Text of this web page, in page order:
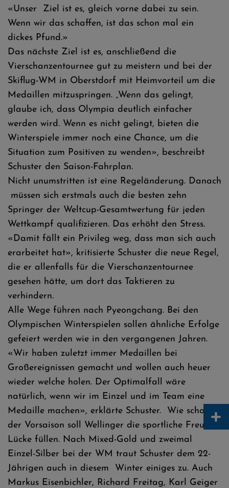
«Unser Ziel ist es, gleich vorne dabei zu sein.
Wenn wir das schaffen, ist das schon mal ein
dickes Pfund.»
Das nächste Ziel ist es, anschließend die
Vierschanzentournee gut zu meistern und bei der
Skiflug-WM in Oberstdorf mit Heimvorteil um die
Medaillen mitzuspringen. „Wenn das gelingt,
glaube ich, dass Olympia deutlich einfacher
werden wird. Wenn es nicht gelingt, bieten die
Winterspiele immer noch eine Chance, um die
Situation zum Positiven zu wenden», beschreibt
Schuster den Saison-Fahrplan.
Nicht unumstritten ist eine Regeländerung. Danach
müssen sich erstmals auch die besten zehn
Springer der Weltcup-Gesamtwertung für jeden
Wettkampf qualifizieren. Das erhöht den Stress.
«Damit fällt ein Privileg weg, dass man sich auch
erarbeitet hat», kritisierte Schuster die neue Regel,
die er allenfalls für die Vierschanzentournee
gesehen hätte, um dort das Taktieren zu
verhindern.
Alle Wege führen nach Pyeongchang. Bei den
Olympischen Winterspielen sollen ähnliche Erfolge
gefeiert werden wie in den vergangenen Jahren.
«Wir haben zuletzt immer Medaillen bei
Großereignissen gemacht und wollen auch heuer
wieder welche holen. Der Optimalfall wäre
natürlich, wenn wir im Einzel und im Team eine
Medaille machen», erklärte Schuster. Wie schon in
der Vorsaison soll Wellinger die sportliche Freund-
Lücke füllen. Nach Mixed-Gold und zweimal
Einzel-Silber bei der WM traut Schuster dem 22-
Jährigen auch in diesem Winter einiges zu. Auch
Markus Eisenbichler, Richard Freitag, Karl Geiger
+